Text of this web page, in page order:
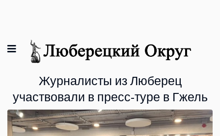
Журналисты из Люберец
участвовали в пресс-туре в Гжель